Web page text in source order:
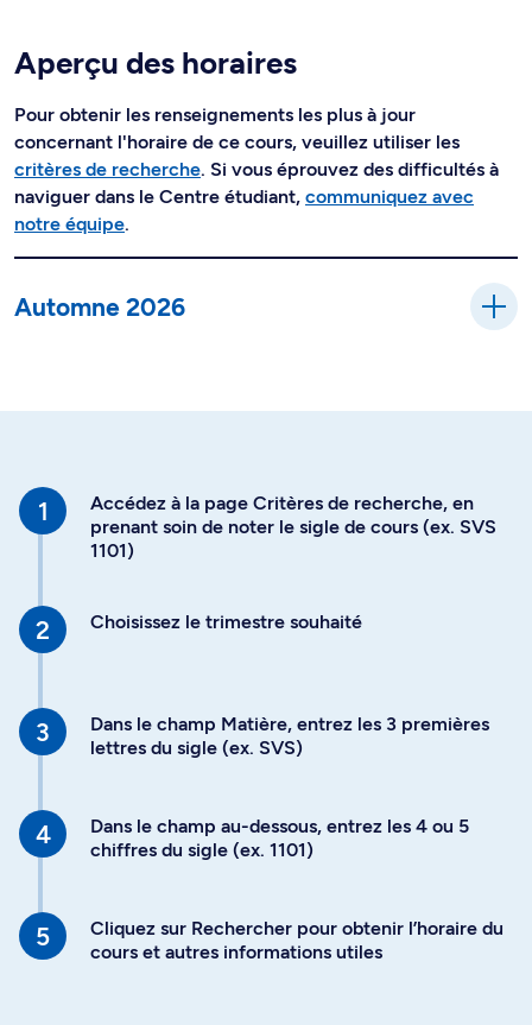
Aperçu des horaires
Pour obtenir les renseignements les plus à jour
concernant l'horaire de ce cours, veuillez utiliser les
critères de recherche. Si vous éprouvez des difficultés à
naviguer dans le Centre étudiant, communiquez avec
notre équipe.
Automne 2026
Accédez à la page Critères de recherche, en
prenant soin de noter le sigle de cours (ex. SVS
1101)
Choisissez le trimestre souhaité
Dans le champ Matière, entrez les 3 premières
lettres du sigle (ex. SVS)
Dans le champ au-dessous, entrez les 4 ou 5
chiffres du sigle (ex. 1101)
Cliquez sur Rechercher pour obtenir l’horaire du
cours et autres informations utiles